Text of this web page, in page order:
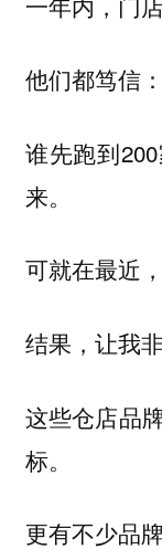
他们都笃信
谁先跑到
来。
可就在最近
结果，让我
这些仓店品
标。
更有不少品